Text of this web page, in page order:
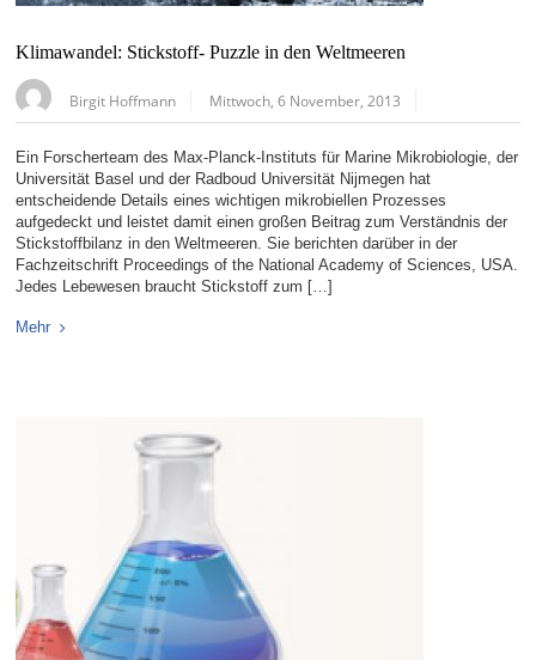
Klimawandel: Stickstoff- Puzzle in den Weltmeeren
Birgit Hoffmann Mittwoch, 6 November, 2013
Ein Forscherteam des Max-Planck-Instituts für Marine Mikrobiologie, der
Universität Basel und der Radboud Universität Nijmegen hat
entscheidende Details eines wichtigen mikrobiellen Prozesses
aufgedeckt und leistet damit einen großen Beitrag zum Verständnis der
Stickstoffbilanz in den Weltmeeren. Sie berichten darüber in der
Fachzeitschrift Proceedings of the National Academy of Sciences, USA.
Jedes Lebewesen braucht Stickstoff zum […]
Mehr